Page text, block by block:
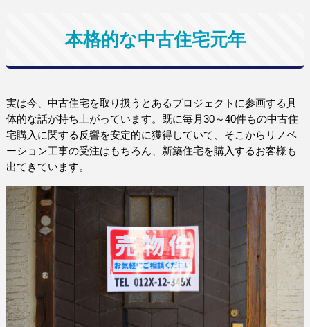
本格的な中古住宅元年
実は今、中古住宅を取り扱うとあるプロジェクトに参画する具
体的な話が持ち上がっています。既に毎月30～40件もの中古住
宅購入に関する反響を安定的に獲得していて、そこからリノベ
ーション工事の受注はもちろん、新築住宅を購入するお客様も
出てきています。